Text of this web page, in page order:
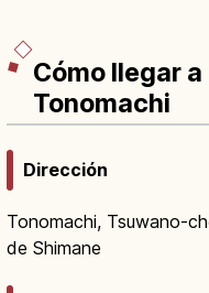
Cómo llegar
Tonomachi
Dirección
Tonomachi, Tsuwano-
de Shimane